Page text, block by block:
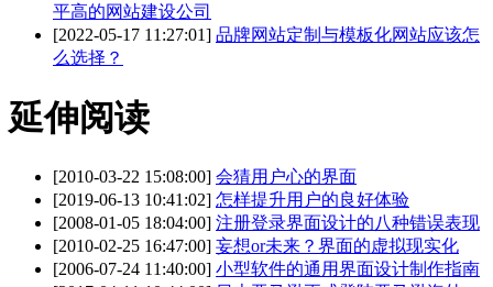
平高的网站建设公司
[2022-05-17 11:27:01] 品牌网站定制与模板化网站应该怎
么选择？
延伸阅读
[2010-03-22 15:08:00] 会猜用户心的界面
[2019-06-13 10:41:02] 怎样提升用户的良好体验
[2008-01-05 18:04:00] 注册登录界面设计的八种错误表现
[2010-02-25 16:47:00] 妄想or未来？界面的虚拟现实化
[2006-07-24 11:40:00] 小型软件的通用界面设计制作指南